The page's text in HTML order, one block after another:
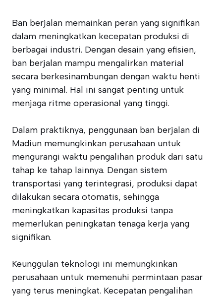
Ban berjalan memainkan peran yang signifikan
dalam meningkatkan kecepatan produksi di
berbagai industri. Dengan desain yang efisien,
ban berjalan mampu mengalirkan material
secara berkesinambungan dengan waktu henti
yang minimal. Hal ini sangat penting untuk
menjaga ritme operasional yang tinggi.
Dalam praktiknya, penggunaan ban berjalan di
Madiun memungkinkan perusahaan untuk
mengurangi waktu pengalihan produk dari satu
tahap ke tahap lainnya. Dengan sistem
transportasi yang terintegrasi, produksi dapat
dilakukan secara otomatis, sehingga
meningkatkan kapasitas produksi tanpa
memerlukan peningkatan tenaga kerja yang
signifikan.
Keunggulan teknologi ini memungkinkan
perusahaan untuk memenuhi permintaan pasar
yang terus meningkat. Kecepatan pengalihan